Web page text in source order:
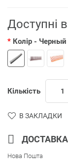
Доступні
Колір - Черный
Кількість
В ЗАКЛАДКИ
ДОСТАВКА
Нова Пошта